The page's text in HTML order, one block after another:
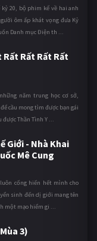
20, bộ phim kể về hai anh
ôm ấp khát vọng đưa Kỷ
Danh mục Điện th ...
Rất Rất Rất Rất
năm trung học cơ sở,
cầu mong tìm được bạn gái
được Thần Tình Y ...
Giới - Nhà Khai
Mê Cung
cống hiến hết mình cho
sinh đến dị giới mang tên
một mạo hiểm gi ...
3)